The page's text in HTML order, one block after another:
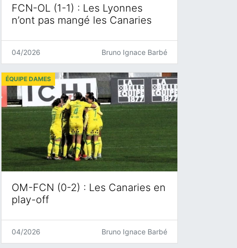
FCN-OL (1-1) : Les Lyonnes
n’ont pas mangé les Canaries
04/2026 Bruno Ignace Barbé
OM-FCN (0-2) : Les Canaries en
play-off
ÉQUIPE DAMES
04/2026 Bruno Ignace Barbé